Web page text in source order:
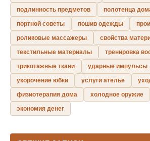
подлинность предметов
полотенца
портной советы
пошив одежды
роликовые массажеры
свойства
текстильные материалы
тренировка
трикотажные ткани
ударные импульсы
укорочение юбки
услуги ателье
физиотерапия дома
холодное оружие
экономия денег